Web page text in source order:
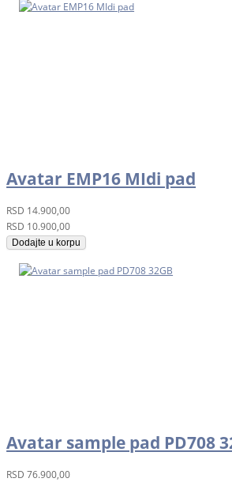
Avatar EMP16 MIdi pad
RSD 14.900,00
RSD 10.900,00
Dodajte u korpu
Avatar sample pad PD708
RSD 76.900,00